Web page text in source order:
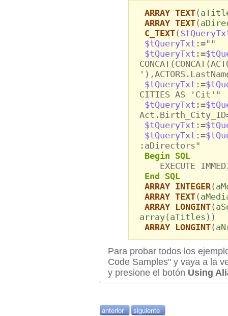
ARRAY TEXT(
ARRAY TEXT(
C_TEXT(
$tQueryTxt :=""
$tQueryTxt :=
$tQueryTxt :=
CITIES AS 'Cit'"
$tQueryTxt :=
$tQueryTxt :=
$tQueryTxt :=
:aDirectors"
Begin SQL
EXECUTE
End SQL
ARRAY INTEGER(
ARRAY TEXT(
ARRAY LONGINT(
array( aTitles ))
ARRAY LONGINT(
Para probar todos los
Code Samples" y vaya a la
y presione el botón Using
anterior siguiente